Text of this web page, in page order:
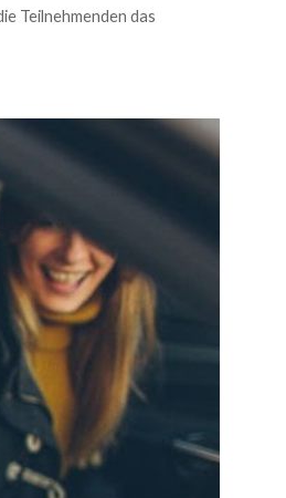
Teilnehmenden das